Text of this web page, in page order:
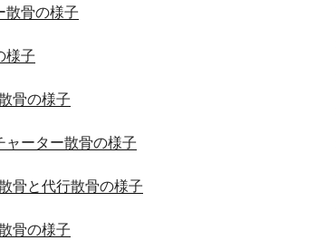
散骨の様子
様子
骨の様子
ャーター散骨の様子
骨と代行散骨の様子
骨の様子